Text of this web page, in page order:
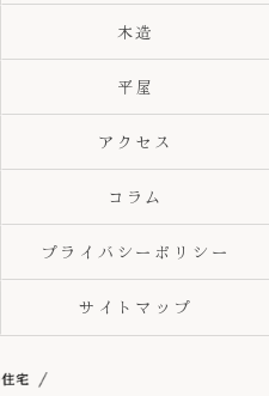
木造
平屋
アクセス
コラム
プライバシーポリシー
サイトマップ